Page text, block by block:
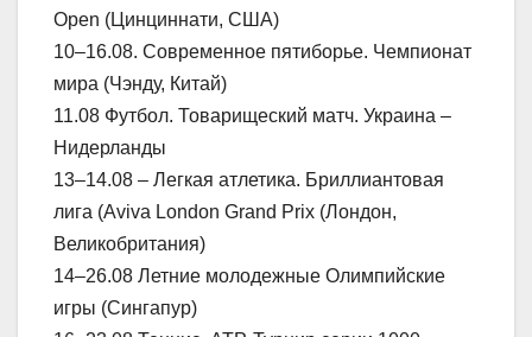
Open (Цинциннати, США)
10–16.08. Современное пятиборье. Чемпионат
мира (Чэнду, Китай)
11.08 Футбол. Товарищеский матч. Украина –
Нидерланды
13–14.08 – Легкая атлетика. Бриллиантовая
лига (Aviva London Grand Prix (Лондон,
Великобритания)
14–26.08 Летние молодежные Олимпийские
игры (Сингапур)